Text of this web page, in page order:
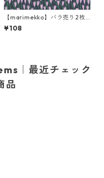
【marimekko】バラ売り2枚
カクテルサイズ ペーパーナプ
キン APILAINEN ライラック
¥108
｜最近チェック
品